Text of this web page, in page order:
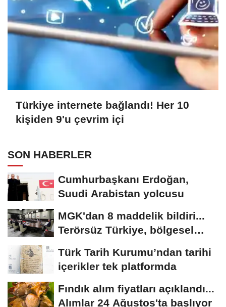
Türkiye internete bağlandı! Her 10
kişiden 9'u çevrim içi
SON HABERLER
Cumhurbaşkanı Erdoğan,
Suudi Arabistan yolcusu
MGK'dan 8 maddelik bildiri...
Terörsüz Türkiye, bölgesel
Türk Tarih Kurumu’ndan tarihi
içerikler tek platformda
Fındık alım fiyatları açıklandı...
Alımlar 24 Ağustos'ta başlıyor